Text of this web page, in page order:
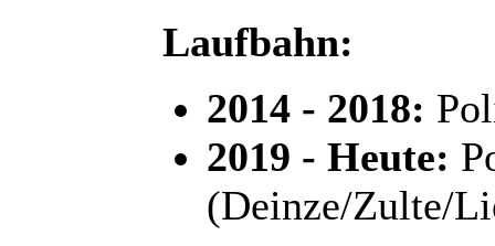
Laufbahn:
2014 - 2018:
2019 - Heute:
(Deinze/Zulte/